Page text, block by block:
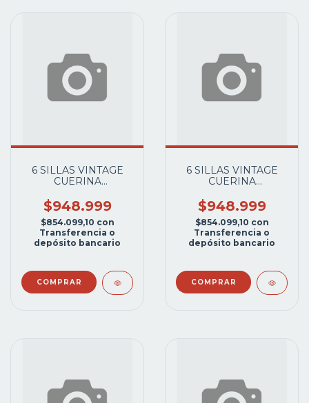
6 SILLAS VINTAGE
CUERINA
VINTAGE METAL
FRANCH CAÑO GRIS
ALUMINIO
$948.999
$854.099,10 con
Transferencia o
depósito bancario
6 SILLAS VINTAGE
CUERINA
VINTAGE METAL
FRANCH CAÑO GRIS
ALUMINIO
$948.999
$854.099,10 con
Transferencia o
depósito bancario